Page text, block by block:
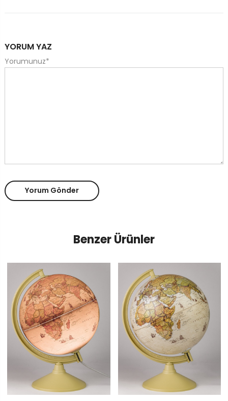
YORUM YAZ
Yorumunuz*
Yorum Gönder
Benzer Ürünler